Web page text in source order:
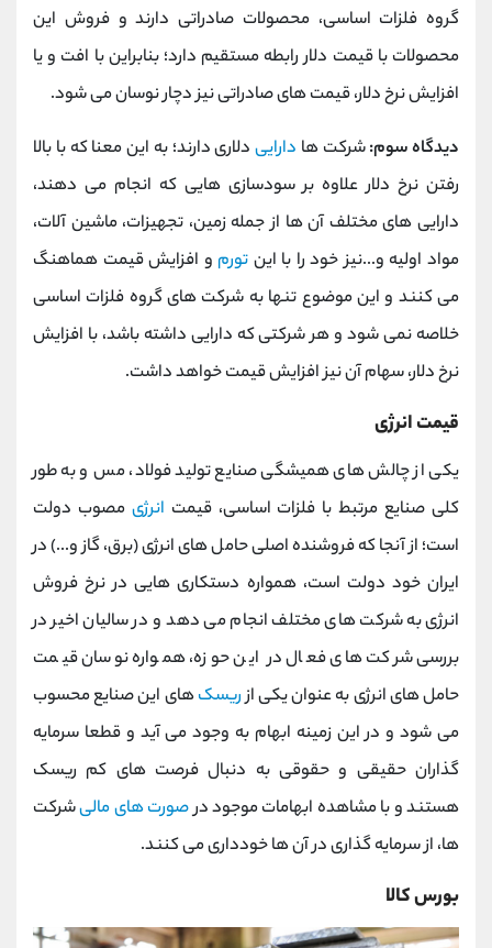
گروه فلزات اساسی، محصولات صادراتی دارند و فروش این
محصولات با قیمت دلار رابطه مستقیم دارد؛ بنابراین با افت و یا
افزایش نرخ دلار، قیمت های صادراتی نیز دچار نوسان می شود.
دیدگاه سوم:شرکت ها دارایی دلاری دارند؛ به این معنا که با بالا
رفتن نرخ دلار علاوه بر سودسازی هایی که انجام می دهند،
دارایی های مختلف آن ها از جمله زمین، تجهیزات، ماشین آلات،
مواد اولیه و...نیز خود را با این تورم و افزایش قیمت هماهنگ
می کنند و این موضوع تنها به شرکت های گروه فلزات اساسی
خلاصه نمی شود و هر شرکتی که دارایی داشته باشد، با افزایش
نرخ دلار، سهام آن نیز افزایش قیمت خواهد داشت.
قیمت انرژی
یکی از چالش های همیشگی صنایع تولید فولاد، مس و به طور
کلی صنایع مرتبط با فلزات اساسی، قیمت انرژی مصوب دولت
است؛ از آنجا که فروشنده اصلی حامل های انرژی (برق، گاز و...) در
ایران خود دولت است، همواره دستکاری هایی در نرخ فروش
انرژی به شرکت های مختلف انجام می دهد و در سالیان اخیر در
بررسی شرکت های فعال در این حوزه، همواره نوسان قیمت
حامل های انرژی به عنوان یکی ازریسکهای این صنایع محسوب
می شود و در این زمینه ابهام به وجود می آید و قطعا سرمایه
گذاران حقیقی و حقوقی به دنبال فرصت های کم ریسک
هستند و با مشاهده ابهامات موجود درصورت های مالیشرکت
ها، از سرمایه گذاری در آن ها خودداری می کنند.
بورس کالا